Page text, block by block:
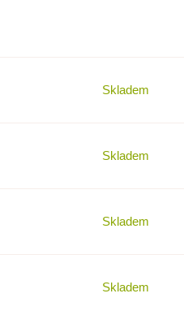
Skladem
Skladem
Skladem
Skladem